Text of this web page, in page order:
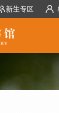
新生专区